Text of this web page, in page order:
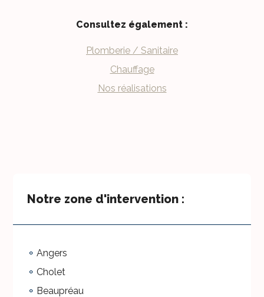
Consultez également :
Plomberie / Sanitaire
Chauffage
Nos réalisations
Notre zone d'intervention :
Angers
Cholet
Beaupréau